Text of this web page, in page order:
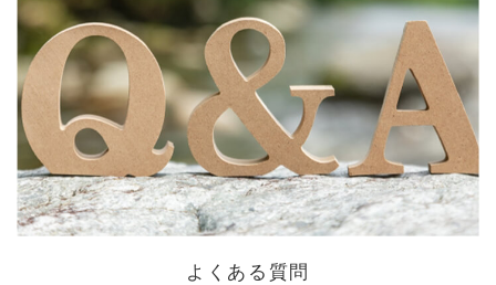
よくある質問